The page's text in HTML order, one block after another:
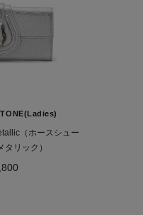
（ホースシュー
タリック）